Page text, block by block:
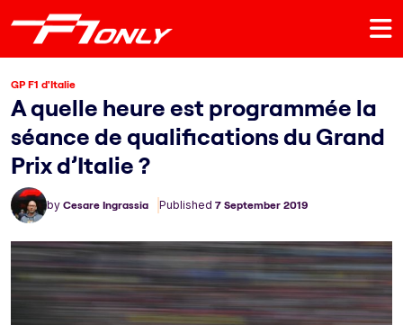
GP F1 d'Italie
A quelle heure est programmée la
séance de qualifications du Grand
Prix d’Italie ?
by Cesare Ingrassia Published 7 September 2019